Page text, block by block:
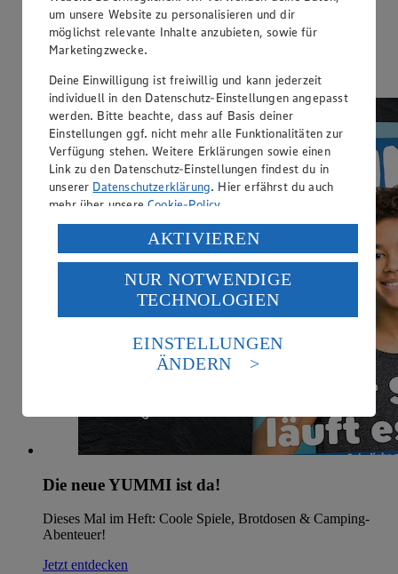
Der rundeste Deal der Woche:
Gut&Günstig Coffee Balls zum Aktionspreis. Jetzt sparen!
Hier entlang
Die neue YUMMI ist da!
Dieses Mal im Heft: Coole Spiele, Brotdosen & Camping-
Abenteuer!
Jetzt entdecken
um unsere Website zu personalisieren und dir
möglichst relevante Inhalte anzubieten, sowie für
Marketingzwecke.
Deine Einwilligung ist freiwillig und kann jederzeit
individuell in den Datenschutz-Einstellungen angepasst
werden. Bitte beachte, dass auf Basis deiner
Einstellungen ggf. nicht mehr alle Funktionalitäten zur
Verfügung stehen. Weitere Erklärungen sowie einen
Link zu den Datenschutz-Einstellungen findest du in
unserer Datenschutzerklärung. Hier erfährst du auch
mehr über unsereCookie-Policy.
Verarbeitung deiner personenbezogenen Daten in den
USA durch Facebook und YouTube:
Wenn du auf „Aktivieren“ klickst, willigst du im Sinne
des Art. 49 Abs. 1 Satz 1 lit. a) DSGVO ein, dass deine
Daten in den USA verarbeitet werden. Der EuGH sieht
die USA als Land mit einem nach europäischen
Standards nicht angemessenen Datenschutzniveau an.
Es besteht das Risiko eines Zugriffs durch US-
Informationen zum Herausgeber der Seite findest du
AKTIVIEREN
NUR NOTWENDIGE
TECHNOLOGIEN
EINSTELLUNGEN
ÄNDERN